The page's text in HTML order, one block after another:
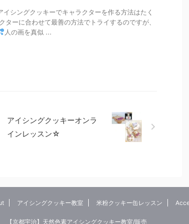
シングクッキーでキャラクターを作る方法はたく
ターに合わせて最善の方法でトライするのですが、
人の画を真似 ...
アイシングクッキーオンラ
インレッスン☆
アイシングクッキー教室 米粉クッキー缶レッスン
【京都宇治】天然色素アイシングクッキー教室/販売